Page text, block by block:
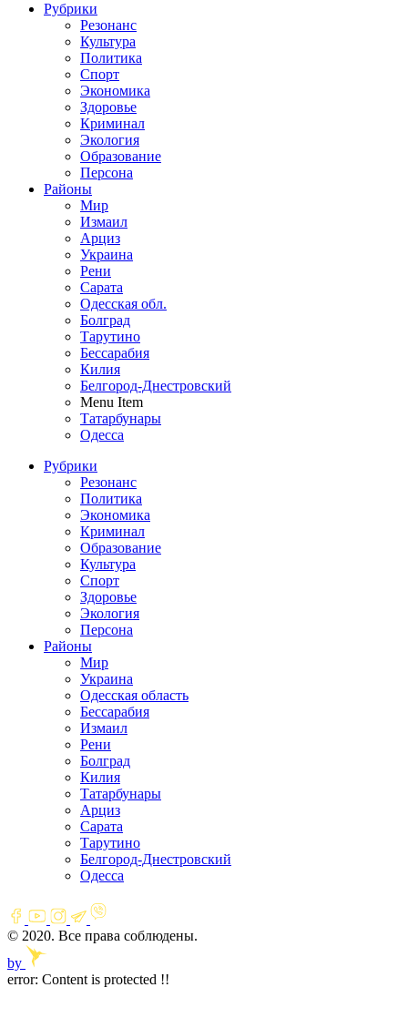
Рубрики
Резонанс
Культура
Политика
Спорт
Экономика
Здоровье
Криминал
Экология
Образование
Персона
Районы
Мир
Измаил
Арциз
Украина
Рени
Сарата
Одесская обл.
Болград
Тарутино
Бессарабия
Килия
Белгород-Днестровский
Menu Item
Татарбунары
Одесса
Рубрики
Резонанс
Политика
Экономика
Криминал
Образование
Культура
Спорт
Здоровье
Экология
Персона
Районы
Мир
Украина
Одесская область
Бессарабия
Измаил
Рени
Болград
Килия
Татарбунары
Арциз
Сарата
Тарутино
Белгород-Днестровский
Одесса
© 2020. Все права соблюдены.
by
error: Content is protected !!